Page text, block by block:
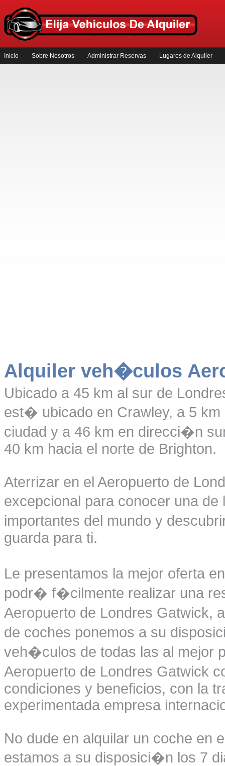
Inicio Sobre Nosotros Administrar Reservas Lugares de Alquiler
Alquiler veh�culos
Ubicado a 45 km al sur de
est� ubicado en Crawley, a 5
ciudad y a 46 km en direcci�n
40 km hacia el norte de Brighton.
Aterrizar en el Aeropuerto de
excepcional para conocer una
importantes del mundo y
guarda para ti.
Le presentamos la mejor oferta
podr� f�cilmente realizar una
Aeropuerto de Londres Gatwick,
de coches ponemos a su
veh�culos de todas las al mejor
Aeropuerto de Londres Gatwick
condiciones y beneficios, con la
experimentada empresa
No dude en alquilar un coche en
estamos a su disposici�n los 7